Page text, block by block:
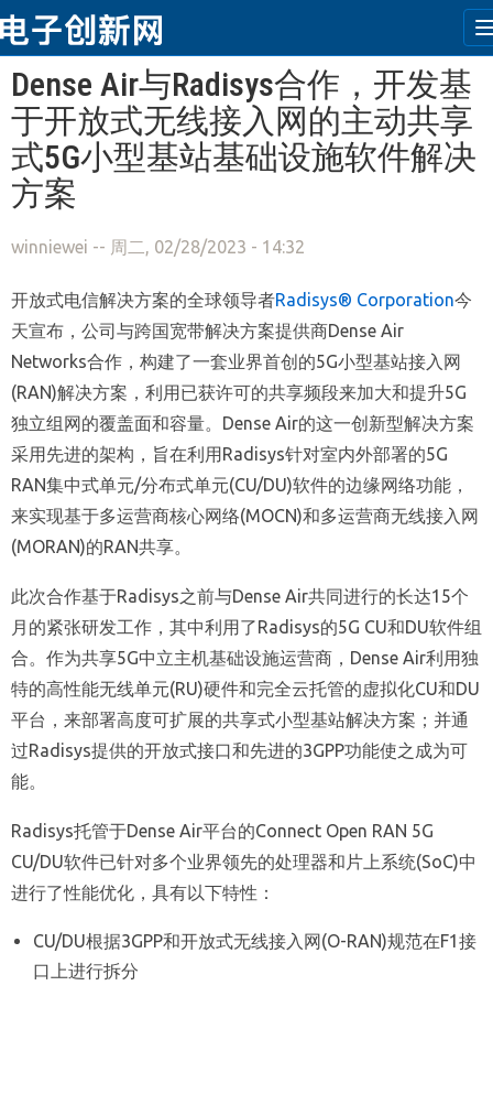
跳转到主要内容
Dense Air与Radisys合作，开发基
于开放式无线接入网的主动共享
式5G小型基站基础设施软件解决
方案
winniewei -- 周二, 02/28/2023 - 14:32
开放式电信解决方案的全球领导者Radisys® Corporation今
天宣布，公司与跨国宽带解决方案提供商Dense Air
Networks合作，构建了一套业界首创的5G小型基站接入网
(RAN)解决方案，利用已获许可的共享频段来加大和提升5G
独立组网的覆盖面和容量。Dense Air的这一创新型解决方案
采用先进的架构，旨在利用Radisys针对室内外部署的5G
RAN集中式单元/分布式单元(CU/DU)软件的边缘网络功能，
来实现基于多运营商核心网络(MOCN)和多运营商无线接入网
(MORAN)的RAN共享。
此次合作基于Radisys之前与Dense Air共同进行的长达15个
月的紧张研发工作，其中利用了Radisys的5G CU和DU软件组
合。作为共享5G中立主机基础设施运营商，Dense Air利用独
特的高性能无线单元(RU)硬件和完全云托管的虚拟化CU和DU
平台，来部署高度可扩展的共享式小型基站解决方案；并通
过Radisys提供的开放式接口和先进的3GPP功能使之成为可
能。
Radisys托管于Dense Air平台的Connect Open RAN 5G
CU/DU软件已针对多个业界领先的处理器和片上系统(SoC)中
进行了性能优化，具有以下特性：
CU/DU根据3GPP和开放式无线接入网(O-RAN)规范在F1接
口上进行拆分